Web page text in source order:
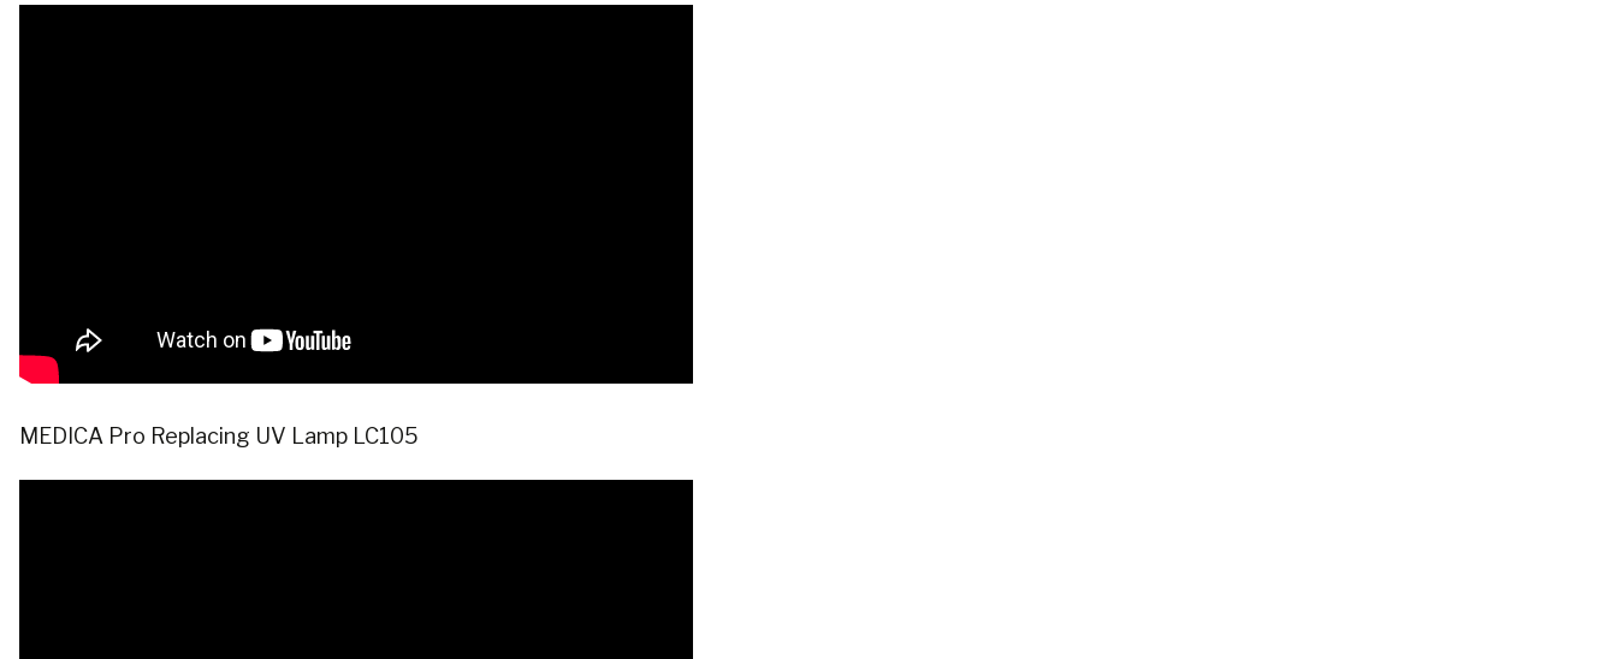
MEDICA Pro Replacing UV Lamp LC105